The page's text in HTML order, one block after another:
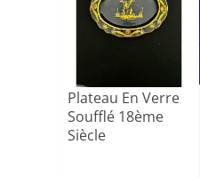
Plateau En Verre
Soufflé 18ème
Siècle